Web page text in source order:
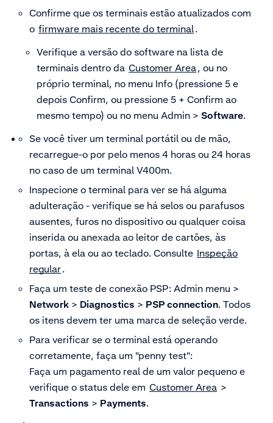
Confirme que os terminais estão atualizados com
o firmware mais recente do terminal.
Verifique a versão do software na lista de
terminais dentro da Customer Area, ou no
próprio terminal, no menu Info (pressione 5 e
depois Confirm, ou pressione 5 + Confirm ao
mesmo tempo) ou no menu Admin > Software.
Se você tiver um terminal portátil ou de mão,
recarregue-o por pelo menos 4 horas ou 24 horas
no caso de um terminal V400m.
Inspecione o terminal para ver se há alguma
adulteração - verifique se há selos ou parafusos
ausentes, furos no dispositivo ou qualquer coisa
inserida ou anexada ao leitor de cartões, às
portas, à ela ou ao teclado. Consulte Inspeção
regular.
Faça um teste de conexão PSP: Admin menu >
Network > Diagnostics > PSP connection. Todos
os itens devem ter uma marca de seleção verde.
Para verificar se o terminal está operando
corretamente, faça um "penny test":
Faça um pagamento real de um valor pequeno e
verifique o status dele em Customer Area >
Transactions > Payments.